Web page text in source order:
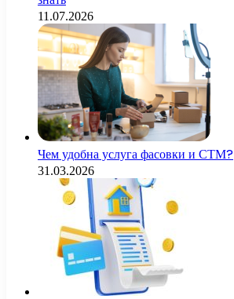
11.07.2026
Чем удобна услуга фасовки и СТМ?
31.03.2026